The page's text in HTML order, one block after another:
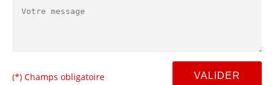
(*) Champs obligatoire